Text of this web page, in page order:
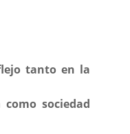
tanto en la
sociedad